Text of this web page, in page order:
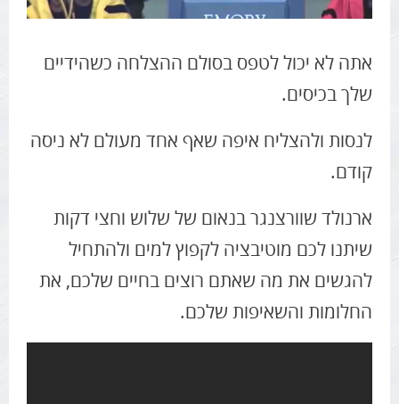
אתה לא יכול לטפס בסולם ההצלחה כשהידיים
שלך בכיסים.
לנסות ולהצליח איפה שאף אחד מעולם לא ניסה
קודם.
ארנולד שוורצנגר בנאום של שלוש וחצי דקות
שיתנו לכם מוטיבציה לקפוץ למים ולהתחיל
להגשים את מה שאתם רוצים בחיים שלכם, את
החלומות והשאיפות שלכם.